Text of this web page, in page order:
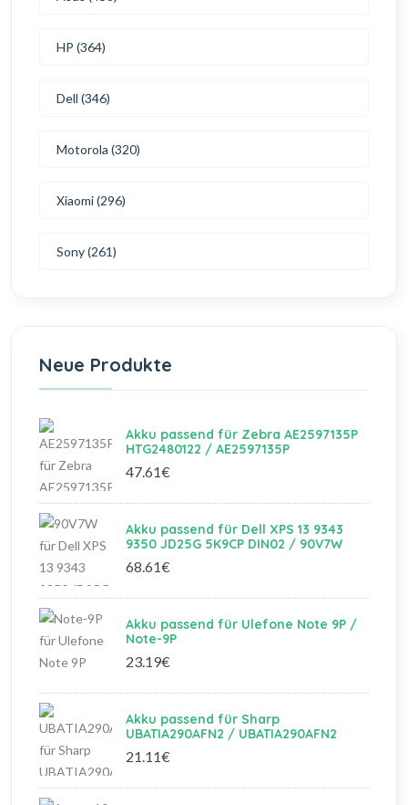
HP (364)
Dell (346)
Motorola (320)
Xiaomi (296)
Sony (261)
Neue Produkte
Akku passend für Zebra AE2597135P
HTG2480122 / AE2597135P
47.61€
Akku passend für Dell XPS 13 9343
9350 JD25G 5K9CP DIN02 / 90V7W
68.61€
Akku passend für Ulefone Note 9P /
Note-9P
23.19€
Akku passend für Sharp
UBATIA290AFN2 / UBATIA290AFN2
21.11€